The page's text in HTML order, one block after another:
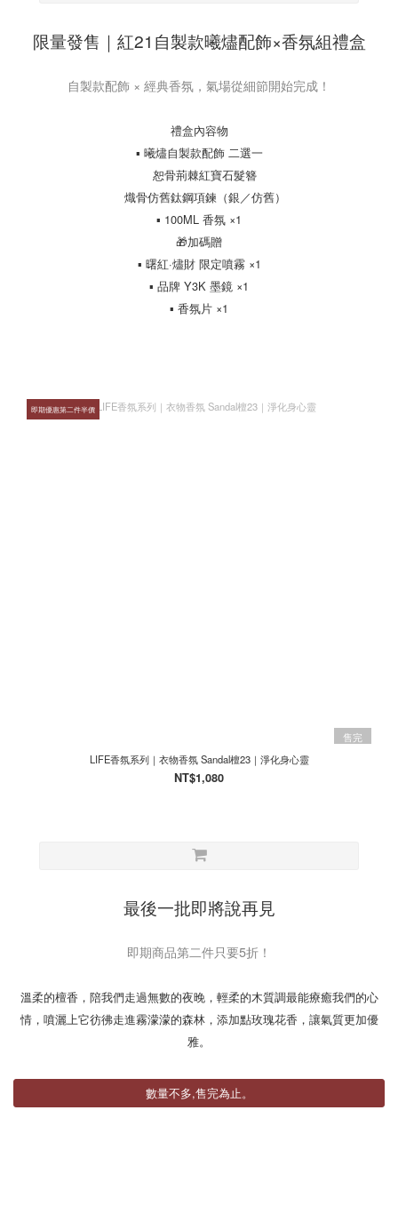
限量發售｜紅21自製款曦燼配飾×香氛組禮盒
自製款配飾 × 經典香氛，氣場從細節開始完成！
禮盒內容物
▪ 曦燼自製款配飾 二選一
恕骨荊棘紅寶石髮簪
熾骨仿舊鈦鋼項鍊（銀／仿舊）
▪ 100ML 香氛 ×1
🎁加碼贈
▪ 曙紅·燼財 限定噴霧 ×1
▪ 品牌 Y3K 墨鏡 ×1
▪ 香氛片 ×1
即期優惠第二件半價
售完
LIFE香氛系列｜衣物香氛 Sandal檀23｜淨化身心靈
NT$1,080
最後一批即將說再見
即期商品第二件只要5折！
溫柔的檀香，陪我們走過無數的夜晚，輕柔的木質調最能療癒我們的心
情，噴灑上它彷彿走進霧濛濛的森林，添加點玫瑰花香，讓氣質更加優
雅。
數量不多,售完為止。